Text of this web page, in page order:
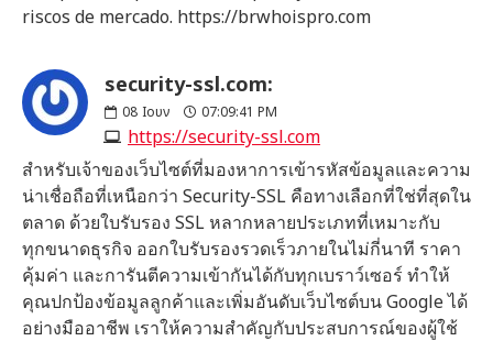
riscos de mercado. https://brwhoispro.com
security-ssl.com:
08 Ιουν 07:09:41 PM
https://security-ssl.com
สำหรับเจ้าของเว็บไซต์ที่มองหาการเข้ารหัสข้อมูลและความ
น่าเชื่อถือที่เหนือกว่า Security-SSL คือทางเลือกที่ใช่ที่สุดใน
ตลาด ด้วยใบรับรอง SSL หลากหลายประเภทที่เหมาะกับ
ทุกขนาดธุรกิจ ออกใบรับรองรวดเร็วภายในไม่กี่นาที ราคา
คุ้มค่า และการันตีความเข้ากันได้กับทุกเบราว์เซอร์ ทำให้
คุณปกป้องข้อมูลลูกค้าและเพิ่มอันดับเว็บไซต์บน Google ได้
อย่างมืออาชีพ เราให้ความสำคัญกับประสบการณ์ของผู้ใช้